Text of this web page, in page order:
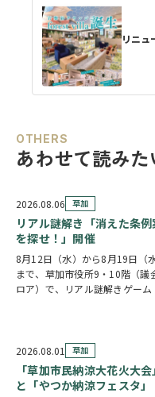
リニュ
OTHERS
あわせて読みた
2026.08.06 草加
リアル謎解き「消えた条例
を探せ！」開催
8月12日（水）から8月19日（水
まで、草加市役所9・10階（議
ロア）で、リアル謎解きゲーム
謎を解きながら、行方不明とな
「ある条例…
2026.08.01 草加
「草加市民納涼大花火大会」
と「やつか納涼フェスタ」